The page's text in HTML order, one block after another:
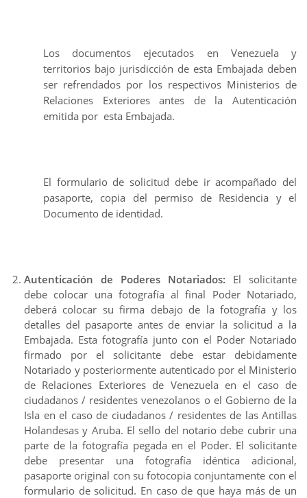
Los documentos ejecutados en Venezuela y
territorios bajo jurisdicción de esta Embajada deben
ser refrendados por los respectivos Ministerios de
Relaciones Exteriores antes de la Autenticación
emitida por esta Embajada.
El formulario de solicitud debe ir acompañado del
pasaporte, copia del permiso de Residencia y el
Documento de identidad.
Autenticación de Poderes Notariados: El solicitante
debe colocar una fotografía al final Poder Notariado,
deberá colocar su firma debajo de la fotografía y los
detalles del pasaporte antes de enviar la solicitud a la
Embajada. Esta fotografía junto con el Poder Notariado
firmado por el solicitante debe estar debidamente
Notariado y posteriormente autenticado por el Ministerio
de Relaciones Exteriores de Venezuela en el caso de
ciudadanos / residentes venezolanos o el Gobierno de la
Isla en el caso de ciudadanos / residentes de las Antillas
Holandesas y Aruba. El sello del notario debe cubrir una
parte de la fotografía pegada en el Poder. El solicitante
debe presentar una fotografía idéntica adicional,
pasaporte original con su fotocopia conjuntamente con el
formulario de solicitud. En caso de que haya más de un